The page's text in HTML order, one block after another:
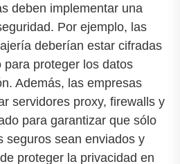
deben implementar una
Por ejemplo, las
deberían estar cifradas
proteger los datos
Además, las empresas
servidores proxy, firewalls y
para garantizar que sólo
seguros sean enviados y
proteger la privacidad en